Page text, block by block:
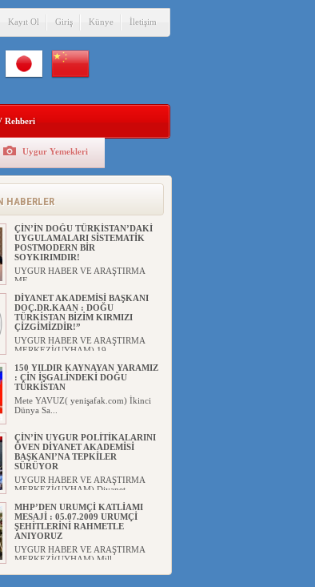
Kayıt Ol Giriş Künye İletişim
Rehberi
Uygur Yemekleri
HABERLER
ANAHTAR PARTİ GENEL
BAŞKANI AĞIRALİOĞLU : ÇİN’İN
UYGUR SOYKIRIMI BİR
HAKİKATTIR!
UYGUR HABER VE ARAŞTIRMA
ÇİN’İN DOĞU TÜRKİSTAN’DAKİ
UYGULAMALARI SİSTEMATİK
POSTMODERN BİR
SOYKIRIMDIR!
UYGUR HABER VE ARAŞTIRMA
ME...
DİYANET AKADEMİSİ BAŞKANI
DOÇ.DR.KAAN : DOĞU
TÜRKİSTAN BİZİM KIRMIZI
ÇİZGİMİZDİR!”
UYGUR HABER VE ARAŞTIRMA
MERKEZİ(UYHAM) 19...
150 YILDIR KAYNAYAN YARAMIZ
: ÇİN İŞGALİNDEKİ DOĞU
TÜRKİSTAN
Mete YAVUZ( yenişafak.com) İkinci
Dünya Sa...
ÇİN’İN UYGUR POLİTİKALARINI
ÖVEN DİYANET AKADEMİSİ
BAŞKANI’NA TEPKİLER
SÜRÜYOR
UYGUR HABER VE ARAŞTIRMA
MERKEZİ(UYHAM) Diyanet
MHP’DEN URUMÇİ KATLİAMI
MESAJİ : 05.07.2009 URUMÇİ
ŞEHİTLERİNİ RAHMETLE
ANIYORUZ
UYGUR HABER VE ARAŞTIRMA
MERKEZİ(UYHAM) Mill...
ÇİN’İN ANKARA BÜYÜKELÇİSİ